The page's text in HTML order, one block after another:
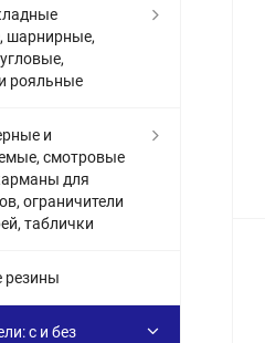
шарнирные,
рояльные
и
смотровые
для
ограничители
таблички
резины
с и без